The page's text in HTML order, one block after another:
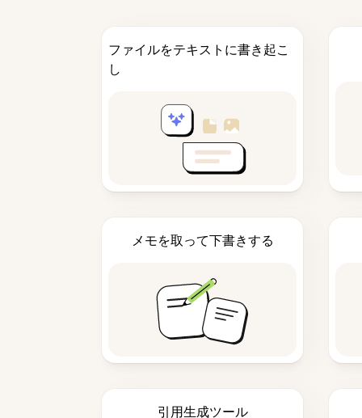
ファイルをテキストに書き起こ
し
メモを取って下書きする
引用生成ツール